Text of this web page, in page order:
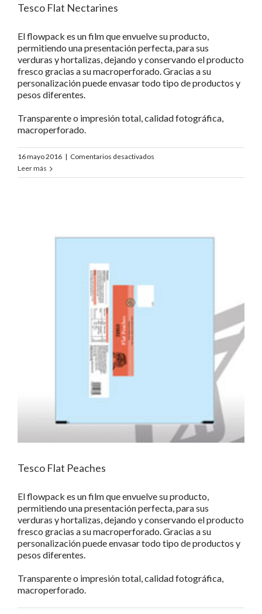
Tesco Flat Nectarines
El flowpack es un film que envuelve su producto,
permitiendo una presentación perfecta, para sus
verduras y hortalizas, dejando y conservando el producto
fresco gracias a su macroperforado. Gracias a su
personalización puede envasar todo tipo de productos y
pesos diferentes.
Transparente o impresión total, calidad fotográfica,
macroperforado.
16 mayo 2016 | Comentarios desactivados
Flat
Leer más
Tesco Flat Peaches
El flowpack es un film que envuelve su producto,
permitiendo una presentación perfecta, para sus
verduras y hortalizas, dejando y conservando el producto
fresco gracias a su macroperforado. Gracias a su
personalización puede envasar todo tipo de productos y
pesos diferentes.
Transparente o impresión total, calidad fotográfica,
macroperforado.